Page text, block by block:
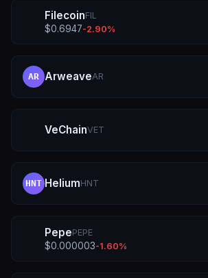
FilecoinFIL
$0.6947-2.90%
AR ArweaveAR
VeChainVET
HNT HeliumHNT
PepePEPE
$0.000003-1.60%